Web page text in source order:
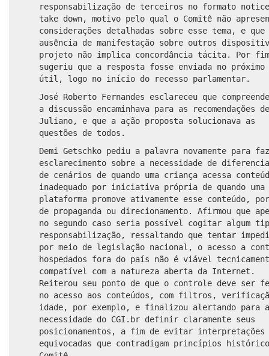
responsabilização de terceiros no formato
take down, motivo pelo qual o Comitê não
considerações detalhadas sobre esse tema, e que
ausência de manifestação sobre outros
projeto não implica concordância tácita. Por
sugeriu que a resposta fosse enviada no próximo
útil, logo no início do recesso parlamentar.
José Roberto Fernandes esclareceu que
a discussão encaminhava para as recomendações de
Juliano, e que a ação proposta solucionava as
questões de todos.
Demi Getschko pediu a palavra novamente para
esclarecimento sobre a necessidade de
de cenários de quando uma criança acessa
inadequado por iniciativa própria de quando uma
plataforma promove ativamente esse conteúdo,
de propaganda ou direcionamento. Afirmou que
no segundo caso seria possível cogitar algum
responsabilização, ressaltando que tentar
por meio de legislação nacional, o acesso a
hospedados fora do país não é viável
compatível com a natureza aberta da Internet.
Reiterou seu ponto de que o controle deve ser
no acesso aos conteúdos, com filtros,
idade, por exemplo, e finalizou alertando para a
necessidade do CGI.br definir claramente seus
posicionamentos, a fim de evitar interpretações
equivocadas que contradigam princípios